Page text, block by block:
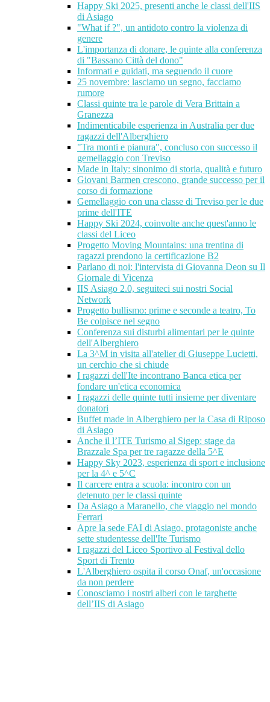
Happy Ski 2025, presenti anche le classi dell'IIS
di Asiago
"What if ?", un antidoto contro la violenza di
genere
L'importanza di donare, le quinte alla conferenza
di "Bassano Città del dono"
Informati e guidati, ma seguendo il cuore
25 novembre: lasciamo un segno, facciamo
rumore
Classi quinte tra le parole di Vera Brittain a
Granezza
Indimenticabile esperienza in Australia per due
ragazzi dell'Alberghiero
"Tra monti e pianura", concluso con successo il
gemellaggio con Treviso
Made in Italy: sinonimo di storia, qualità e futuro
Giovani Barmen crescono, grande successo per il
corso di formazione
Gemellaggio con una classe di Treviso per le due
prime dell'ITE
Happy Ski 2024, coinvolte anche quest'anno le
classi del Liceo
Progetto Moving Mountains: una trentina di
ragazzi prendono la certificazione B2
Parlano di noi: l'intervista di Giovanna Deon su Il
Giornale di Vicenza
IIS Asiago 2.0, seguiteci sui nostri Social
Network
Progetto bullismo: prime e seconde a teatro, To
Be colpisce nel segno
Conferenza sui disturbi alimentari per le quinte
dell'Alberghiero
La 3^M in visita all'atelier di Giuseppe Lucietti,
un cerchio che si chiude
I ragazzi dell'Ite incontrano Banca etica per
fondare un'etica economica
I ragazzi delle quinte tutti insieme per diventare
donatori
Buffet made in Alberghiero per la Casa di Riposo
di Asiago
Anche il l’ITE Turismo al Sigep: stage da
Brazzale Spa per tre ragazze della 5^E
Happy Sky 2023, esperienza di sport e inclusione
per la 4^ e 5^C
Il carcere entra a scuola: incontro con un
detenuto per le classi quinte
Da Asiago a Maranello, che viaggio nel mondo
Ferrari
Apre la sede FAI di Asiago, protagoniste anche
sette studentesse dell'Ite Turismo
I ragazzi del Liceo Sportivo al Festival dello
Sport di Trento
L'Alberghiero ospita il corso Onaf, un'occasione
da non perdere
Conosciamo i nostri alberi con le targhette
dell’IIS di Asiago